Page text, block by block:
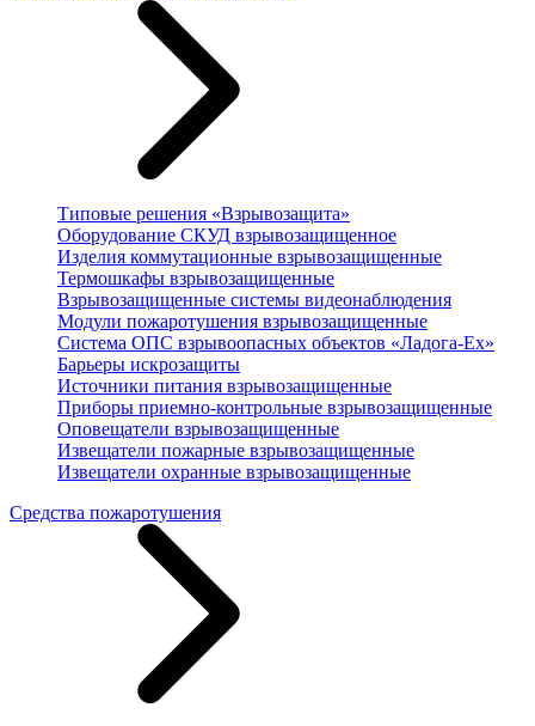
Типовые решения «Взрывозащита»
Оборудование СКУД взрывозащищенное
Изделия коммутационные взрывозащищенные
Термошкафы взрывозащищенные
Взрывозащищенные системы видеонаблюдения
Модули пожаротушения взрывозащищенные
Система ОПС взрывоопасных объектов «Ладога-Ex»
Барьеры искрозащиты
Источники питания взрывозащищенные
Приборы приемно-контрольные взрывозащищенные
Оповещатели взрывозащищенные
Извещатели пожарные взрывозащищенные
Извещатели охранные взрывозащищенные
Средства пожаротушения